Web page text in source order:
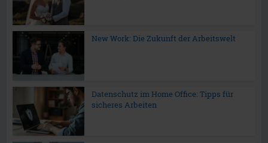
New Work: Die Zukunft der Arbeitswelt
Datenschutz im Home Office: Tipps für
sicheres Arbeiten